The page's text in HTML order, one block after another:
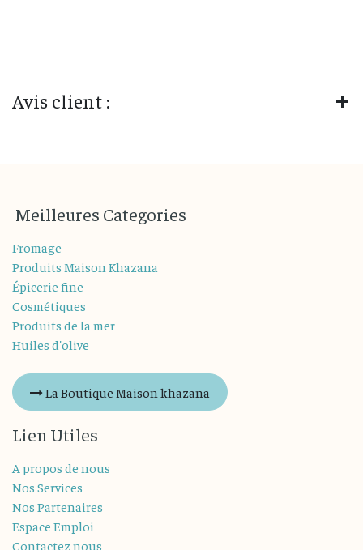
Avis client :
Meilleures Categories
Fromage
Produits Maison Khazana
Épicerie fine
Cosmétiques
Produits de la mer
Huiles d'olive
La Boutique Maison khazana
Lien Utiles
A propos de nous
Nos Services
Nos Partenaires
Espace Emploi
Contactez nous